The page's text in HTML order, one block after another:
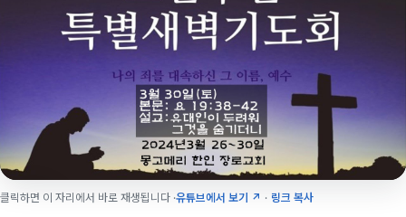
클릭하면 이 자리에서 바로 재생됩니다 ·유튜브에서 보기 ↗ · 링크 복사